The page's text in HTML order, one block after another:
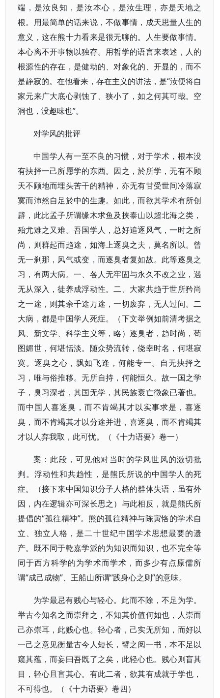
端，是汝良知，是汝本心，是汝生理，亦是天地之
根。用最简单的话来说，不做事情，成天思量人生的
意义，这在熊十力看来是很无聊的。人生要做事情。
本心离不开事物以独存。用哲学的语言来表述，人的
根源性的存在，是健动的、对象化的、开显的，而不
是静寂的。在他看来，存在主义的讲法，是“汝便将自
家元来广大底心剥蚀了、狭小了，如之何其可哉。空
洞也，没趣味也”。
对学风的批评
中国学人有一至不良的习惯，对于学术，根本没
有抉择一己所愿学的东西。因之，於所学，无有不顾
天不顾地而埋头苦干的精神，亦无有甘受世间冷落寂
寞而沛然自足於中的生趣。如此，而欲其学术有所创
辟，此比孟子所谓缘木求鱼及挟泰山以超北海之类，
殆尤难之又难。吾国学人，总好追逐风气，一时之所
尚，则群起而趋途，如海上逐臭之夫，莫名所以。曾
无一刹那，风气或变，而逐臭者复如故。此等逐臭之
习，有两大病。一、各人无牢固与永久不改之业，遇
无从深入，徒养成浮动性。二、大家共趋于世所矜尚
之一途，则其余千途万途，一切废弃，无人过问。二
大病，都是中国学人死症。（下文举例如前清考据之
风、新文学、科学主义等，略）逐臭者，趋时尚，苟
图媚世，何堪恬淡。随众势流转，侥幸时名，何堪寂
寞。逐臭之心，飘如飞逢，何能专一。自无抉择之
习，唯与俗推移。无所自持，何能恒久。故一国之学
子，臭习深者，其国无学，其民族衰亡徵象已著也。
而中国人喜逐臭，而不肯竭其才以实事求是，喜逐
臭，而不肯竭其才以分途并进，喜逐臭，而不肯竭其
才以人弃我取，此可忧。（《十力语要》卷一）
案：此段，可见他对当时的学风世风的激切批
判。浮动性和共趋性，是熊氏所说的中国学人的死
症。（接下来中国知识分子人格的群体失语，虽有外
因，内在逻辑亦可深长思之）与此相反，就是熊氏所
提倡的“孤往精神”。熊的孤往精神与陈寅恪的学术自
立、独立人格，是二十世纪中国学术思想最要的遗
产。既不同于乾嘉学派的为知识而知识，也不完全等
同于西方科学的为学术而学术，而多少有点原儒所
谓“成己成物”、王船山所谓“践身心之则”的意味。
为学最忌有贱心与轻心。此而不除，不足为学。
举古今知名之而崇拜之，不知其价值何如也，人崇而
己亦崇耳，此贱心也。轻心者，己实无所知，而好以
一己之意见衡量古今人短长，譬之阅一书，本不足以
窥其蕴，而妄曰吾既了之矣，此轻心也。贱心则盲其
目，轻心且盲其心。有此二者，欲其有成就于学也，
不可得也。（《十力语要》卷四）